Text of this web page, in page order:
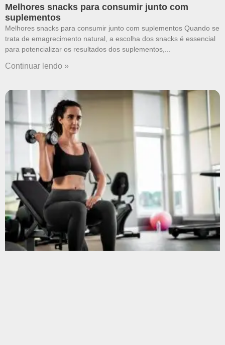
Melhores snacks para consumir junto com
suplementos
Melhores snacks para consumir junto com suplementos Quando se
trata de emagrecimento natural, a escolha dos snacks é essencial
para potencializar os resultados dos suplementos,
Continuar lendo »